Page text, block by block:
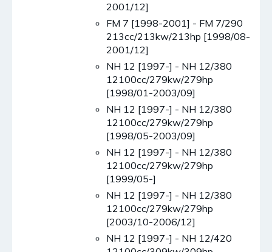
2001/12]
FM 7 [1998-2001] - FM 7/290
213cc/213kw/213hp [1998/08-
2001/12]
NH 12 [1997-] - NH 12/380
12100cc/279kw/279hp
[1998/01-2003/09]
NH 12 [1997-] - NH 12/380
12100cc/279kw/279hp
[1998/05-2003/09]
NH 12 [1997-] - NH 12/380
12100cc/279kw/279hp
[1999/05-]
NH 12 [1997-] - NH 12/380
12100cc/279kw/279hp
[2003/10-2006/12]
NH 12 [1997-] - NH 12/420